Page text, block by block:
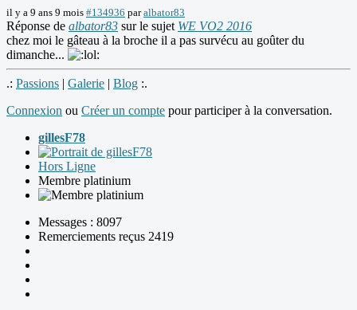
il y a 9 ans 9 mois #134936 paralbator83
Réponse de albator83 sur le sujet WE VO2 2016
chez moi le gâteau à la broche il a pas survécu au goûter du
dimanche...
.: Passions | Galerie | Blog :.
Connexion ou Créer un compte pour participer à la conversation.
gillesF78
Hors Ligne
Membre platinium
Messages : 8097
Remerciements reçus 2419